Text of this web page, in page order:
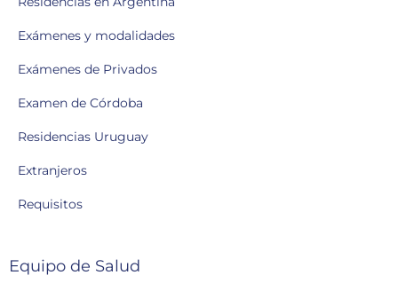
Exámenes y modalidades
Exámenes de Privados
Examen de Córdoba
Residencias Uruguay
Extranjeros
Requisitos
Equipo de Salud